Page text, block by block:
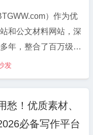
、述职报告、党建材
成的优质范文和核心
话堆砌的模板，而是
写材料的新手，还是
的工作内容填进去，
）作为优
和公文材料网站，深
年，整合了百万级优
础的公文范文大全，
项材料，都能一站式
总结、年度工作报告
从季度总结到年度复
发
愁！优质素材、
必备写作平台